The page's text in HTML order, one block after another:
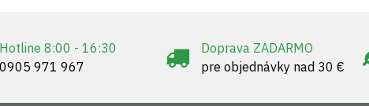
Hotline 8:00 - 16:30
0905 971 967
Doprava ZADARMO
pre objednávky nad 30 €